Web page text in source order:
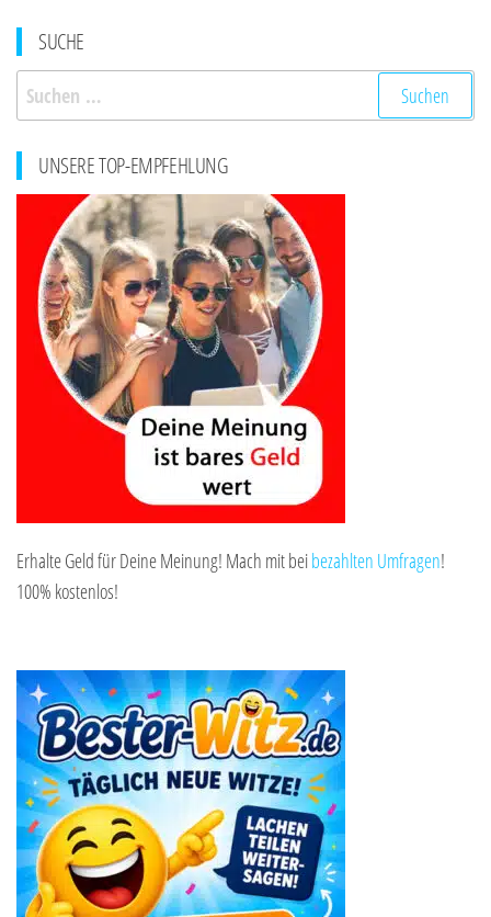
SUCHE
Suchen
nach:
UNSERE TOP-EMPFEHLUNG
Erhalte Geld für Deine Meinung! Mach mit beibezahlten Umfragen!
100% kostenlos!